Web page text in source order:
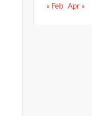
« Feb Apr »